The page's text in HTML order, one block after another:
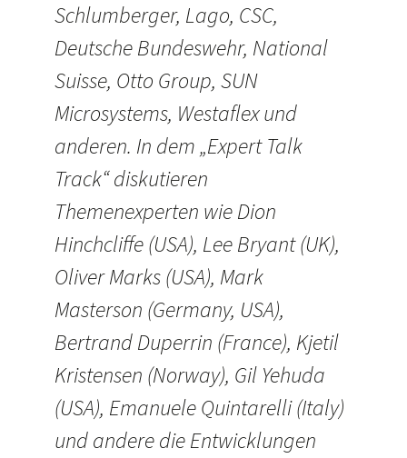
Schlumberger, Lago, CSC,
Deutsche Bundeswehr, National
Suisse, Otto Group, SUN
Microsystems, Westaflex und
anderen. In dem „Expert Talk
Track“ diskutieren
Themenexperten wie Dion
Hinchcliffe (USA), Lee Bryant (UK),
Oliver Marks (USA), Mark
Masterson (Germany, USA),
Bertrand Duperrin (France), Kjetil
Kristensen (Norway), Gil Yehuda
(USA), Emanuele Quintarelli (Italy)
und andere die Entwicklungen